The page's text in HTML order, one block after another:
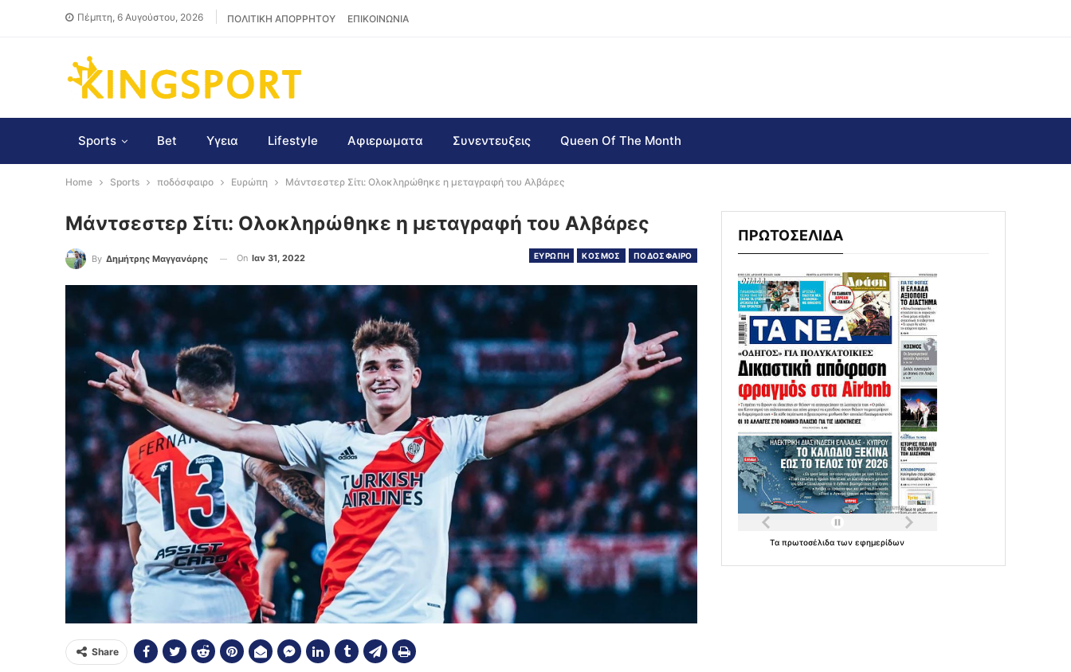
Πέμπτη, 6 Αυγούστου, 2026 ΠΟΛΙΤΙΚΗ ΑΠΟΡΡΗΤΟΥ ΕΠΙΚΟΙΝΩΝΙΑ
Sports Bet Υγεια Lifestyle Αφιερωματα Συνεντευξεις Queen Of The Month
Home Sports ποδόσφαιρο Ευρώπη Μάντσεστερ Σίτι: Ολοκληρώθηκε η μεταγραφή του Αλβάρες
Μάντσεστερ Σίτι: Ολοκληρώθηκε η μεταγραφή του Αλβάρες
ΕΥΡΩΠΗ ΚΟΣΜΟΣ ΠΟΔΟΣΦΑΙΡΟ
By Δημήτρης Μαγγανάρης On Ιαν 31, 2022
Share
ΠΡΩΤΟΣΕΛΙΔΑ
Ταπρωτοσέλιδατωνεφημερίδων